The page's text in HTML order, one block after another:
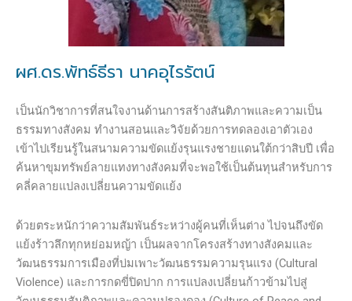
ผศ.ดร.พัทธ์ธีรา นาคอุไรรัตน์
เป็นนักวิชาการที่สนใจงานด้านการสร้างสันติภาพและความเป็น
ธรรมทางสังคม ทำงานสอนและวิจัยด้วยการทดลองเอาตัวเอง
เข้าไปเรียนรู้ในสนามความขัดแย้งรุนแรงชายแดนใต้กว่าสิบปี เพื่อ
ค้นหาขุมทรัพย์ลายแทงทางสังคมที่จะพอใช้เป็นต้นทุนสำหรับการ
คลี่คลายแปลงเปลี่ยนความขัดแย้ง
ด้วยตระหนักว่าความสัมพันธ์ระหว่างผู้คนที่เห็นต่าง ไปจนถึงขัด
แย้งร้าวลึกทุกหย่อมหญ้า เป็นผลจากโครงสร้างทางสังคมและ
วัฒนธรรมการเมืองที่บ่มเพาะวัฒนธรรมความรุนแรง (Cultural
Violence) และการกดขี่ปิดปาก การแปลงเปลี่ยนก้าวข้ามไปสู่